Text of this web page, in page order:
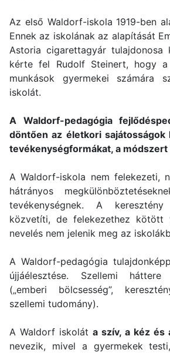
Az első Waldorf-iskola 1919-ben
Ennek az iskolának az alapítását
Astoria cigarettagyár tulajdonosa
kérte fel Rudolf Steinert, hogy
munkások gyermekei számára
iskolát.
A Waldorf-pedagógia
döntően az életkori sajátosságok
tevékenységformákat, a módszert
A Waldorf-iskola nem felekezeti,
hátrányos
tevékenységnek. A
közvetíti, de felekezethez kötött
nevelés nem jelenik meg az
A Waldorf-pedagógia
újjáélesztése. Szellemi
(„emberi bölcsesség”,
szellemi tudomány).
A Waldorf iskolát a szív, a kéz és
nevezik, mivel a gyermekek